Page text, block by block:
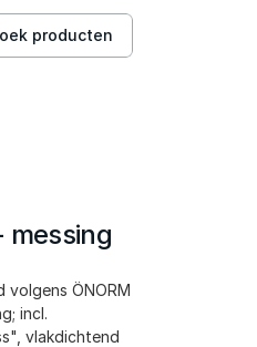
producten
messing
ÖNORM
incl.
vlakdichtend